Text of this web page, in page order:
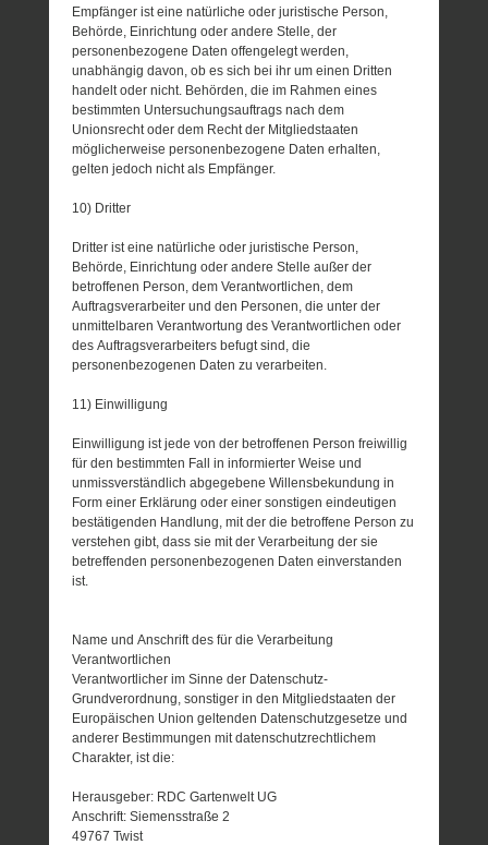
Empfänger ist eine natürliche oder juristische Person,
Behörde, Einrichtung oder andere Stelle, der
personenbezogene Daten offengelegt werden,
unabhängig davon, ob es sich bei ihr um einen Dritten
handelt oder nicht. Behörden, die im Rahmen eines
bestimmten Untersuchungsauftrags nach dem
Unionsrecht oder dem Recht der Mitgliedstaaten
möglicherweise personenbezogene Daten erhalten,
gelten jedoch nicht als Empfänger.
10) Dritter
Dritter ist eine natürliche oder juristische Person,
Behörde, Einrichtung oder andere Stelle außer der
betroffenen Person, dem Verantwortlichen, dem
Auftragsverarbeiter und den Personen, die unter der
unmittelbaren Verantwortung des Verantwortlichen oder
des Auftragsverarbeiters befugt sind, die
personenbezogenen Daten zu verarbeiten.
11) Einwilligung
Einwilligung ist jede von der betroffenen Person freiwillig
für den bestimmten Fall in informierter Weise und
unmissverständlich abgegebene Willensbekundung in
Form einer Erklärung oder einer sonstigen eindeutigen
bestätigenden Handlung, mit der die betroffene Person zu
verstehen gibt, dass sie mit der Verarbeitung der sie
betreffenden personenbezogenen Daten einverstanden
ist.
Name und Anschrift des für die Verarbeitung
Verantwortlichen
Verantwortlicher im Sinne der Datenschutz-
Grundverordnung, sonstiger in den Mitgliedstaaten der
Europäischen Union geltenden Datenschutzgesetze und
anderer Bestimmungen mit datenschutzrechtlichem
Charakter, ist die:
Herausgeber: RDC Gartenwelt UG
Anschrift: Siemensstraße 2
49767 Twist